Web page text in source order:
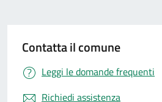
Contatta il comune
Leggi le domande frequenti
Richiedi assistenza